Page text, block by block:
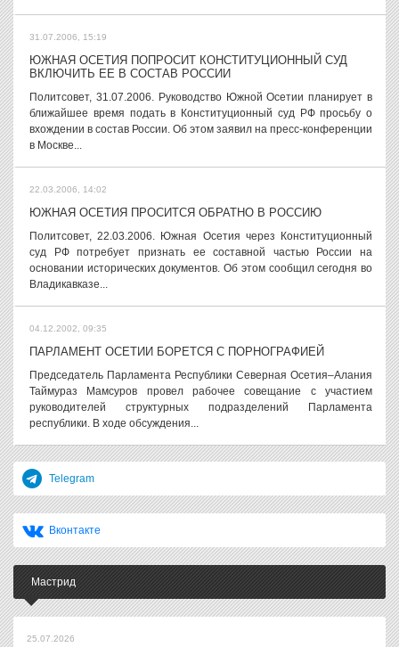
31.07.2006, 15:19
ЮЖНАЯ ОСЕТИЯ ПОПРОСИТ КОНСТИТУЦИОННЫЙ СУД
ВКЛЮЧИТЬ ЕЕ В СОСТАВ РОССИИ
Политсовет, 31.07.2006. Руководство Южной Осетии планирует в
ближайшее время подать в Конституционный суд РФ просьбу о
вхождении в состав России. Об этом заявил на пресс-конференции
в Москве...
22.03.2006, 14:02
ЮЖНАЯ ОСЕТИЯ ПРОСИТСЯ ОБРАТНО В РОССИЮ
Политсовет, 22.03.2006. Южная Осетия через Конституционный
суд РФ потребует признать ее составной частью России на
основании исторических документов. Об этом сообщил сегодня во
Владикавказе...
04.12.2002, 09:35
ПАРЛАМЕНТ ОСЕТИИ БОРЕТСЯ С ПОРНОГРАФИЕЙ
Председатель Парламента Республики Северная Осетия–Алания
Таймураз Мамсуров провел рабочее совещание с участием
руководителей структурных подразделений Парламента
республики. В ходе обсуждения...
Telegram
Вконтакте
Мастрид
25.07.2026